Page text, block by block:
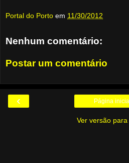
Portal do Porto em 11/30/2012
Nenhum comentário:
Postar um comentário
‹ Página inicial
Ver versão